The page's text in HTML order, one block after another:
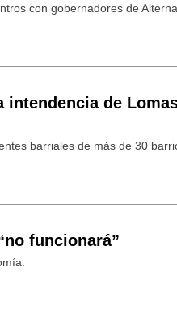
con gobernadores de
intendencia de
barriales de más de 30
funcionará”